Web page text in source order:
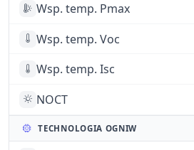
Wsp. temp. Pmax
Wsp. temp. Voc
Wsp. temp. Isc
NOCT
TECHNOLOGIA OGNIW